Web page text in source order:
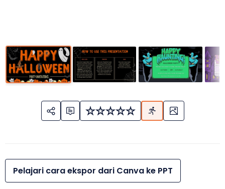
Pelajari cara ekspor dari Canva ke PPT